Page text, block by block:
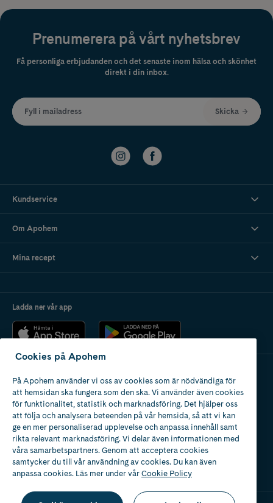
Prenumerera på vårt nyhetsbrev
Få personliga erbjudanden och det senaste inom hälsa och skönhet
direkt i din inbox.
Fyll i mailadress Skicka
Kundservice
Om Apohem
Mina recept
Ladda ner vår app
Apotek med tillstånd
av Läkemedelsverket
Cookies på Apohem
På Apohem använder vi oss av cookies som är nödvändiga för
att hemsidan ska fungera som den ska. Vi använder även cookies
för funktionalitet, statistik och marknadsföring. Det hjälper oss
att följa och analysera beteenden på vår hemsida, så att vi kan
ge en mer personaliserad upplevelse och anpassa innehåll samt
rikta relevant marknadsföring. Vi delar även informationen med
våra samarbetspartners. Genom att acceptera cookies
samtycker du till vår användning av cookies. Du kan även
anpassa cookies. Läs mer under vårCookie Policy